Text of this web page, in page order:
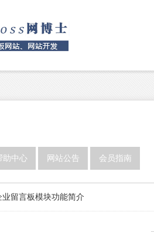
助中心 网站公告 会员指南
业留言板模块功能简介